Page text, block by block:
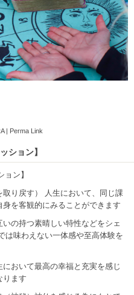
| Perma Link
ション】
ョン】
り戻す） 人生において、同じ課
を客観的にみることができます
の持つ素晴しい特性などをシェ
は味わえない一体感や至高体験を
おいて最高の幸福と充実を感じ
ります